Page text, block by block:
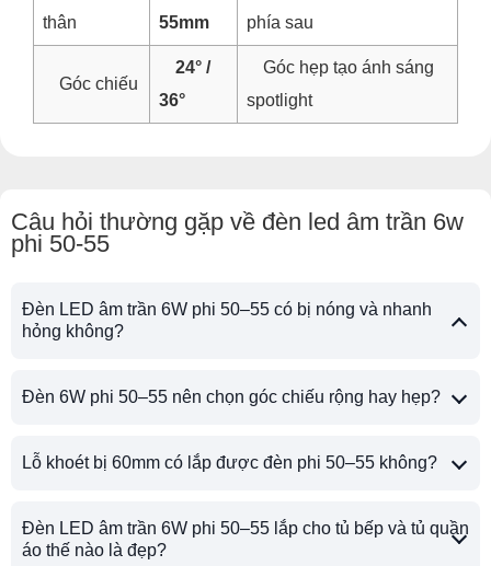
thân
55mm
phía sau
Góc chiếu
24° /
36°
Góc hẹp tạo ánh sáng
spotlight
Câu hỏi thường gặp về đèn led âm trần 6w
phi 50-55
Đèn LED âm trần 6W phi 50–55 có bị nóng và nhanh
hỏng không?
Đèn 6W phi 50–55 nên chọn góc chiếu rộng hay hẹp?
Lỗ khoét bị 60mm có lắp được đèn phi 50–55 không?
Đèn LED âm trần 6W phi 50–55 lắp cho tủ bếp và tủ quần
áo thế nào là đẹp?